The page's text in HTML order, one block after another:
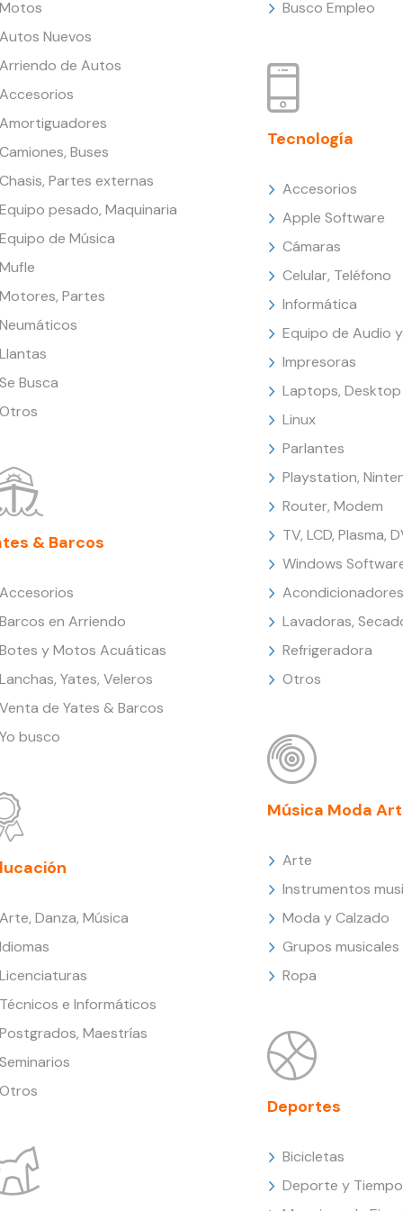
Nuevos
de Autos
Buses
Partes externas
pesado, Maquinaria
de Música
Partes
Busca
& Barcos
en Arriendo
y Motos Acuáticas
Yates, Veleros
de Yates & Barcos
busco
Danza, Música
e Informáticos
Maestrías
Busco Empleo
Tecnología
Accesorios
Apple Software
Cámaras
Celular, Teléfono
Informática
Equipo de Audio
Impresoras
Laptops, Desktop
Linux
Parlantes
Playstation,
Router, Modem
TV, LCD, Plasma,
Windows
Lavadoras,
Refrigeradora
Otros
Música Moda
Arte
Instrumentos
Moda y Calzado
Grupos musicales
Ropa
Deportes
Bicicletas
Deporte y